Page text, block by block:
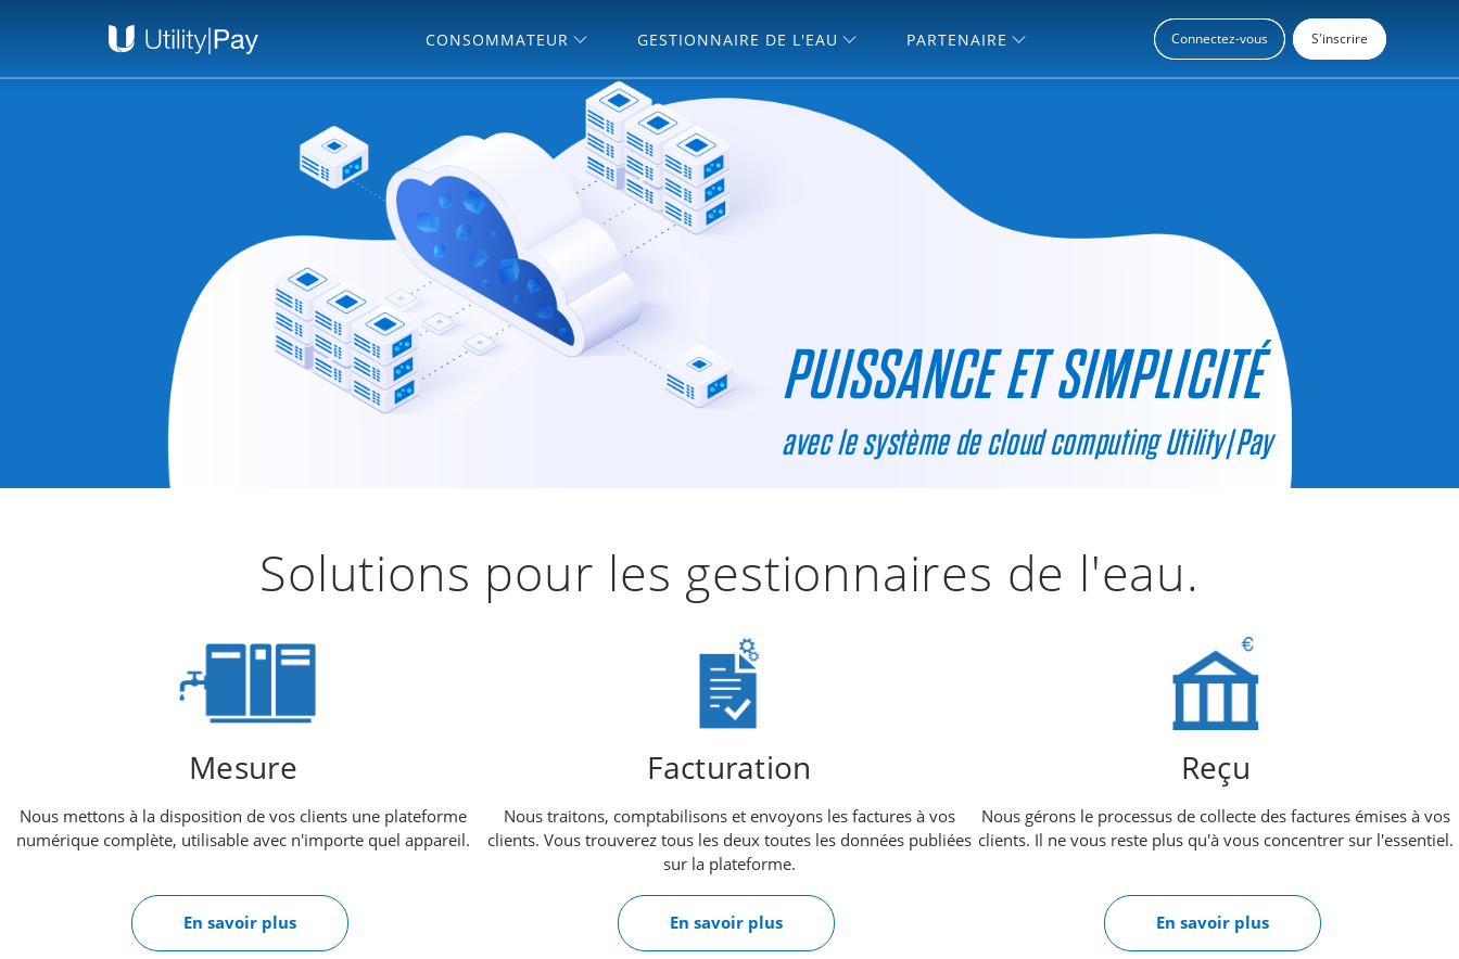
CONSOMMATEUR GESTIONNAIRE DE L'EAU PARTENAIRE Connectez-vous S'inscrire
PUISSANCE ET SIMPLICITÉ
avec le système de cloud computing Utility|Pay
Solutions pour les gestionnaires de l'eau.
Mesure
Nous mettons à la disposition de vos clients une plateforme
numérique complète, utilisable avec n'importe quel appareil.
En savoir plus
Facturation
Nous traitons, comptabilisons et envoyons les factures à vos
clients. Vous trouverez tous les deux toutes les données publiées
sur la plateforme.
En savoir plus
Reçu
Nous gérons le processus de collecte des factures émises à vos
clients. Il ne vous reste plus qu'à vous concentrer sur l'essentiel.
En savoir plus